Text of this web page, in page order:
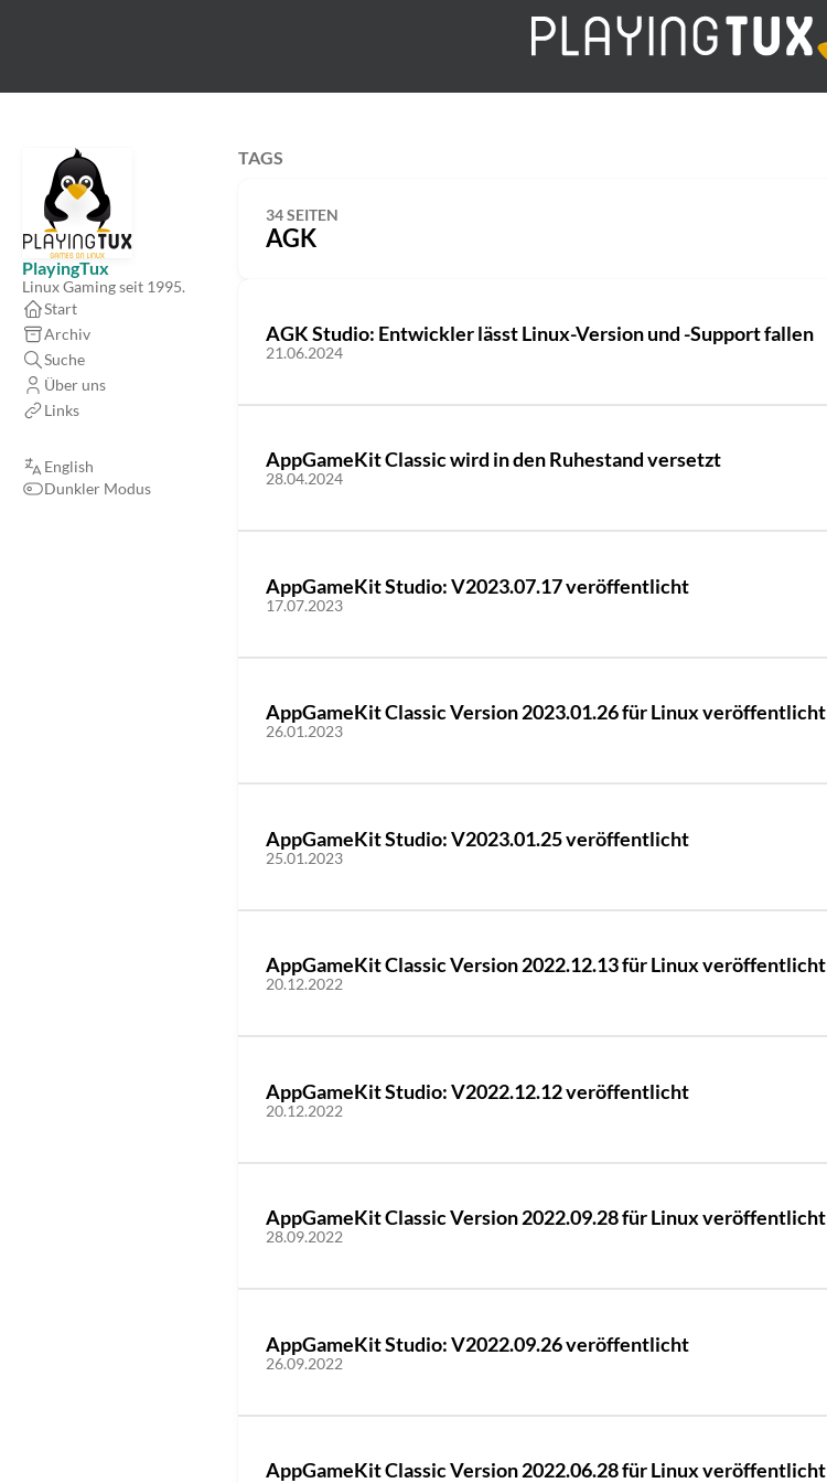
PlayingTux
Linux Gaming seit 1995.
Start
Archiv
Suche
Über uns
Links
English
Dunkler Modus
TAGS
34 SEITEN
AGK
AGK Studio: Entwickler lässt Linux-Version und -Support fallen
21.06.2024
AppGameKit Classic wird in den Ruhestand versetzt
28.04.2024
AppGameKit Studio: V2023.07.17 veröffentlicht
17.07.2023
AppGameKit Classic Version 2023.01.26 für Linux veröffentlicht
26.01.2023
AppGameKit Studio: V2023.01.25 veröffentlicht
25.01.2023
AppGameKit Classic Version 2022.12.13 für Linux veröffentlicht
20.12.2022
AppGameKit Studio: V2022.12.12 veröffentlicht
20.12.2022
AppGameKit Classic Version 2022.09.28 für Linux veröffentlicht
28.09.2022
AppGameKit Studio: V2022.09.26 veröffentlicht
26.09.2022
AppGameKit Classic Version 2022.06.28 für Linux veröffentlicht